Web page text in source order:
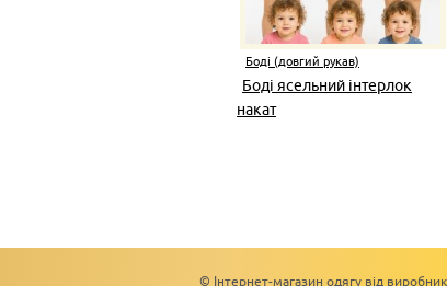
Боді (довгий рукав)
Боді ясельний інтерлок
накат
© Інтернет-магазин одягу від